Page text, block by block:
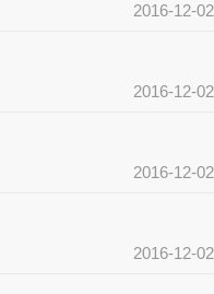
2016-12-02
2016-12-02
2016-12-02
2016-12-02